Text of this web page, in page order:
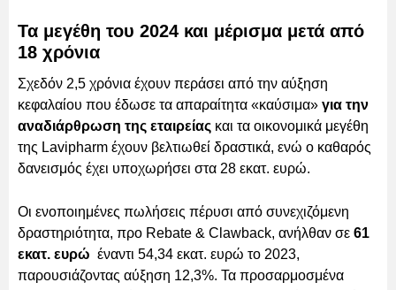
Τα μεγέθη του 2024 και μέρισμα μετά από
18 χρόνια
Σχεδόν 2,5 χρόνια έχουν περάσει από την αύξηση
κεφαλαίου που έδωσε τα απαραίτητα «καύσιμα» για την
αναδιάρθρωση της εταιρείας και τα οικονομικά μεγέθη
της Lavipharm έχουν βελτιωθεί δραστικά, ενώ ο καθαρός
δανεισμός έχει υποχωρήσει στα 28 εκατ. ευρώ.
Οι ενοποιημένες πωλήσεις πέρυσι από συνεχιζόμενη
δραστηριότητα, προ Rebate & Clawback, ανήλθαν σε 61
εκατ. ευρώ έναντι 54,34 εκατ. ευρώ το 2023,
παρουσιάζοντας αύξηση 12,3%. Τα προσαρμοσμένα